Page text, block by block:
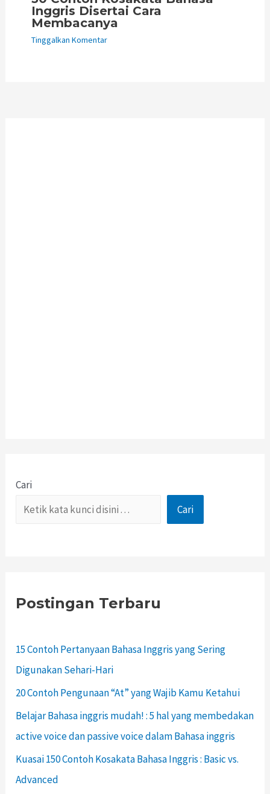
Inggris Disertai Cara
Membacanya
Tinggalkan Komentar
Cari
Cari
Postingan Terbaru
15 Contoh Pertanyaan Bahasa Inggris yang Sering
Digunakan Sehari-Hari
20 Contoh Pengunaan “At” yang Wajib Kamu Ketahui
Belajar Bahasa inggris mudah! : 5 hal yang membedakan
active voice dan passive voice dalam Bahasa inggris
Kuasai 150 Contoh Kosakata Bahasa Inggris : Basic vs.
Advanced